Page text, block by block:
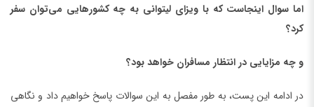
اما سوال اینجاست که با ویزای لیتوانی به چه کشورهایی می‌توان سفر
کرد؟
و چه مزایایی در انتظار مسافران خواهد بود؟
در ادامه این پست، به طور مفصل به این سوالات پاسخ خواهیم داد و نگاهی